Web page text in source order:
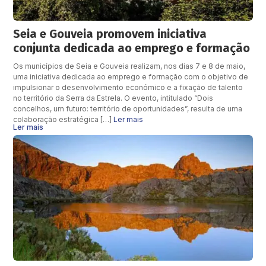
Seia e Gouveia promovem iniciativa
conjunta dedicada ao emprego e formação
Os municípios de Seia e Gouveia realizam, nos dias 7 e 8 de maio,
uma iniciativa dedicada ao emprego e formação com o objetivo de
impulsionar o desenvolvimento económico e a fixação de talento
no território da Serra da Estrela. O evento, intitulado “Dois
concelhos, um futuro: território de oportunidades”, resulta de uma
colaboração estratégica […]Ler mais
Ler mais